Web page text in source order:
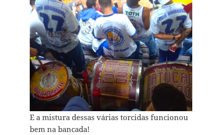
E a mistura dessas várias torcidas funcionou
bem na bancada!